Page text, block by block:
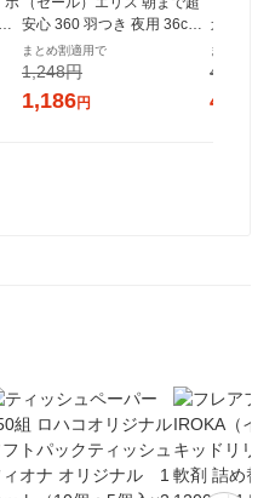
安心 360 羽つき 夜用 36cm
特に多い日の夜用 ナプキン
3個（12枚×3）大王製紙 生
まとめ割適用で
1,248円
1,186円
ガニック
cm 多い
個（22枚
まとめ割適
432円
411